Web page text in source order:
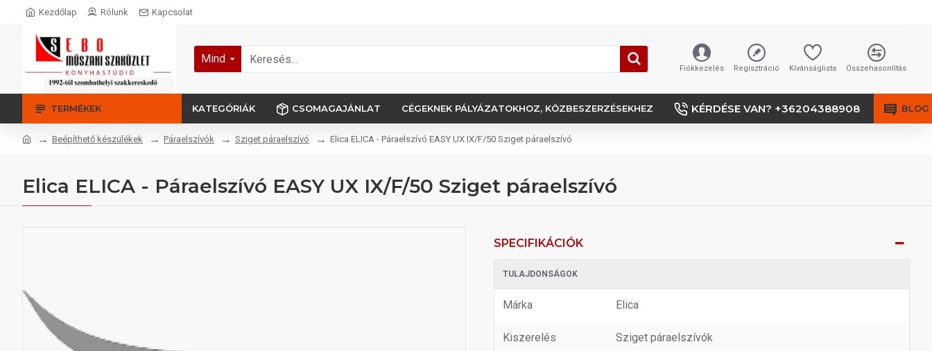
Kezdőlap Rólunk Kapcsolat
Mind
Fiókkezelés Regisztráció Kívánságlista Összehasonlítás
TERMÉKEK KATEGÓRIÁK CSOMAGAJÁNLAT CÉGEKNEK PÁLYÁZATOKHOZ, KÖZBESZERZÉSEKHEZ KÉRDÉSE VAN? +36204388908 BLOG
Beépíthető készülékek Páraelszívók Sziget páraelszívó Elica ELICA - Páraelszívó EASY UX IX/F/50 Sziget páraelszívó
Elica ELICA - Páraelszívó EASY UX IX/F/50 Sziget páraelszívó
SPECIFIKÁCIÓK
TULAJDONSÁGOK
Márka Elica
Kiszerelés Sziget páraelszívók